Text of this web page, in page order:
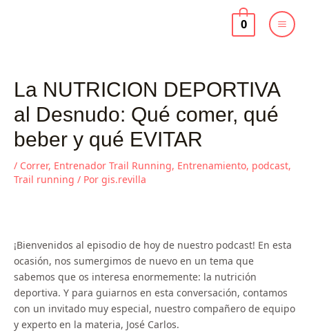
0
La NUTRICION DEPORTIVA
al Desnudo: Qué comer, qué
beber y qué EVITAR
/ Correr, Entrenador Trail Running, Entrenamiento, podcast,
Trail running / Por gis.revilla
¡Bienvenidos al episodio de hoy de nuestro podcast! En esta
ocasión, nos sumergimos de nuevo en un tema que
sabemos que os interesa enormemente: la nutrición
deportiva. Y para guiarnos en esta conversación, contamos
con un invitado muy especial, nuestro compañero de equipo
y experto en la materia, José Carlos.